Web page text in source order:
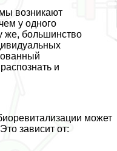
возникают
у одного
же, большинство
и
может
зависит от: